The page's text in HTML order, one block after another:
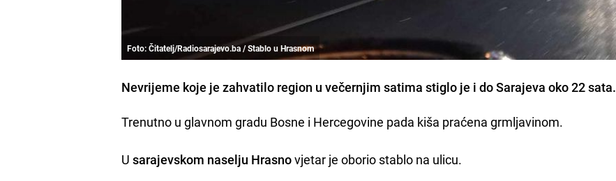
Foto: Čitatelj/Radiosarajevo.ba / Stablo u Hrasnom
Nevrijeme koje je zahvatilo region u večernjim satima stiglo je i do Sarajeva oko 22 sata.
Trenutno u glavnom gradu Bosne i Hercegovine pada kiša praćena grmljavinom.
U sarajevskom naselju Hrasnovjetar je oborio stablo na ulicu.